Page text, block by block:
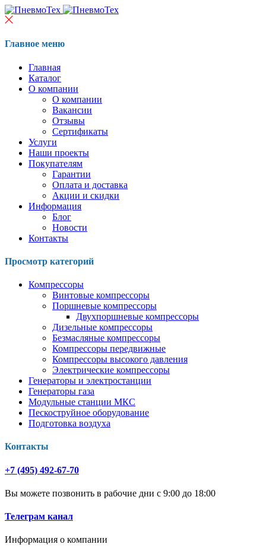
Главное меню
Главная
Каталог
О компании
О компании
Вакансии
Отзывы
Сертификаты
Услуги
Наши проекты
Покупателям
Гарантии
Оплата и доставка
Акции и скидки
Информация
Блог
Новости
Контакты
Просмотр категорий
Компрессоры
Винтовые компрессоры
Поршневые компрессоры
Двухпоршневые компрессоры
Дизельные компрессоры
Безмасляные компрессоры
Компрессоры передвижные
Компрессоры высокого давления
Электрические компрессоры
Генераторы и электростанции
Генераторы газа
Модульные станции МКС
Пескоструйное оборудование
Подготовка воздуха
Контакты
+7 (495) 492-67-70
Вы можете позвонить в рабочие дни с 9:00 до 18:00
Телеграм канал
Информация о компании